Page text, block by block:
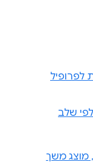
לפרופיל
מוצג משך